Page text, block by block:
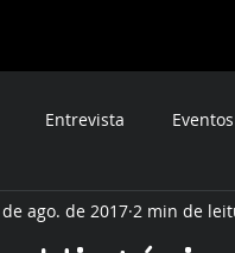
Entrevista Eventos
ago. de 2017 2 min de